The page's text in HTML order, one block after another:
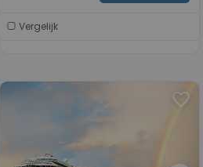
Vergelijk
favorite